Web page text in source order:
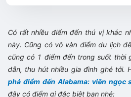
Có rất nhiều điểm đến thú vị khác
này. Cũng có vô vàn điểm du lịch
cũng có 1 điểm đến trong suốt thời
dẫn, thu hút nhiều gia đình ghé tới.
phá điểm đến Alabama: viên ngọc
đây có điểm gì đặc biệt bạn nhé: